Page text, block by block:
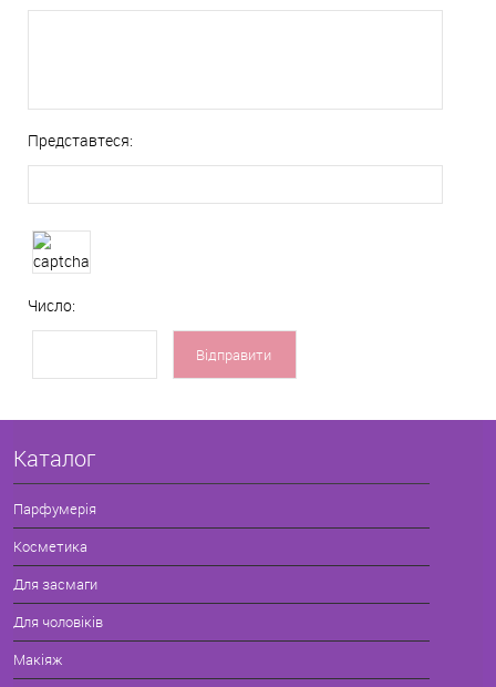
Представтеся:
Число:
Каталог
Парфумерія
Косметика
Для засмаги
Для чоловіків
Макіяж